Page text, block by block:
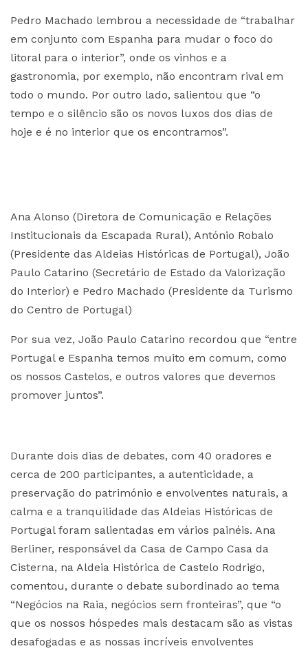
Pedro Machado lembrou a necessidade de “trabalhar
em conjunto com Espanha para mudar o foco do
litoral para o interior”, onde os vinhos e a
gastronomia, por exemplo, não encontram rival em
todo o mundo. Por outro lado, salientou que “o
tempo e o silêncio são os novos luxos dos dias de
hoje e é no interior que os encontramos”.
Ana Alonso (Diretora de Comunicação e Relações
Institucionais da Escapada Rural), António Robalo
(Presidente das Aldeias Históricas de Portugal), João
Paulo Catarino (Secretário de Estado da Valorização
do Interior) e Pedro Machado (Presidente da Turismo
do Centro de Portugal)
Por sua vez, João Paulo Catarino recordou que “entre
Portugal e Espanha temos muito em comum, como
os nossos Castelos, e outros valores que devemos
promover juntos”.
Durante dois dias de debates, com 40 oradores e
cerca de 200 participantes, a autenticidade, a
preservação do património e envolventes naturais, a
calma e a tranquilidade das Aldeias Históricas de
Portugal foram salientadas em vários painéis. Ana
Berliner, responsável da Casa de Campo Casa da
Cisterna, na Aldeia Histórica de Castelo Rodrigo,
comentou, durante o debate subordinado ao tema
“Negócios na Raia, negócios sem fronteiras”, que “o
que os nossos hóspedes mais destacam são as vistas
desafogadas e as nossas incríveis envolventes